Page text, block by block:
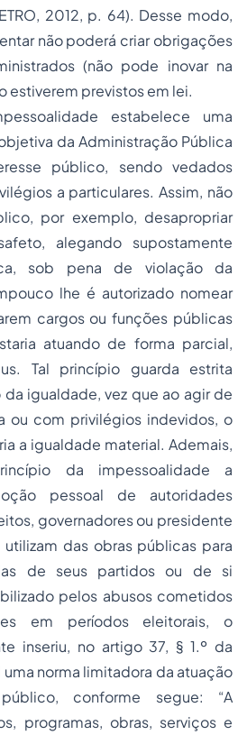
2012, p. 64). Desse modo,
não poderá criar obrigações
(não pode inovar na
estiverem previstos em lei.
estabelece uma
da Administração Pública
público, sendo vedados
a particulares. Assim, não
por exemplo, desapropriar
alegando supostamente
sob pena de violação da
lhe é autorizado nomear
cargos ou funções públicas
atuando de forma parcial,
Tal princípio guarda estrita
igualdade, vez que ao agir de
ou com privilégios indevidos, o
a igualdade material. Ademais,
da impessoalidade a
pessoal de autoridades
governadores ou presidente
das obras públicas para
de seus partidos ou de si
pelos abusos cometidos
em períodos eleitorais, o
inseriu, no artigo 37, § 1.º da
norma limitadora da atuação
conforme segue: “A
programas, obras, serviços e